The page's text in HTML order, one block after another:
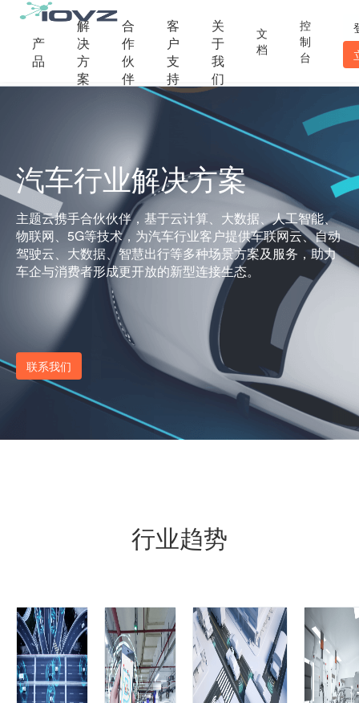
产
品
解
决
方
案
合
作
伙
伴
客
户
支
持
关
于
我
们
文
档
控
制
台
汽车行业解决方案
主题云携手合伙伙伴，基于云计算、大数据、人工智能、
物联网、5G等技术，为汽车行业客户提供车联网云、自动
驾驶云、大数据、智慧出行等多种场景方案及服务，助力
车企与消费者形成更开放的新型连接生态。
联系我们
行业趋势